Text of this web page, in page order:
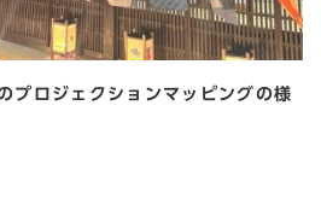
ロジェクションマッピングの様